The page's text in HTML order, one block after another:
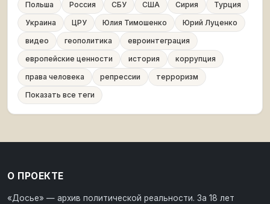
Польша
Россия СБУ США Сирия
Турция
Украина
ЦРУ Юлия Тимошенко
Юрий Луценко
видео
геополитика
евроинтеграция
европейские ценности
история
коррупция
права человека
репрессии
терроризм
Показать все теги
О ПРОЕКТЕ
«Досье» — архив политической реальности. За 18 лет